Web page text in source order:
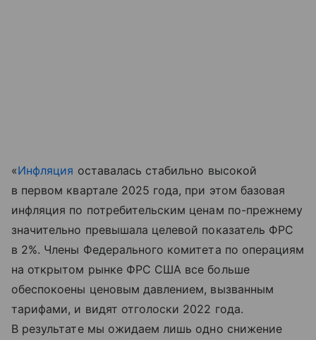
«Инфляция оставалась стабильно высокой
в первом квартале 2025 года, при этом базовая
инфляция по потребительским ценам по-прежнему
значительно превышала целевой показатель ФРС
в 2%. Члены Федерального комитета по операциям
на открытом рынке ФРС США все больше
обеспокоены ценовым давлением, вызванным
тарифами, и видят отголоски 2022 года.
В результате мы ожидаем лишь одно снижение